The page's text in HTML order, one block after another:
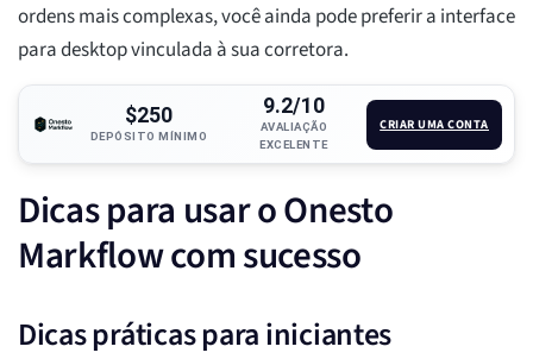
ordens mais complexas, você ainda pode preferir a interface
para desktop vinculada à sua corretora.
$250
DEPÓSITO MÍNIMO
9.2/10
AVALIAÇÃO
EXCELENTE
CRIAR UMA CONTA
Dicas para usar o Onesto
Markflow com sucesso
Dicas práticas para iniciantes